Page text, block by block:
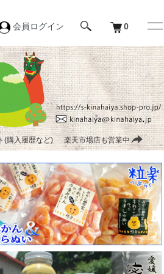
会員ログイン 0
(購入履歴など) 楽天市場店も営業中